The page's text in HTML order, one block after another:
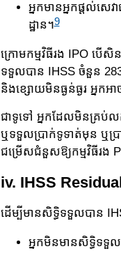
អ្នកមានអ្នកផ្ដល់ស
ដ្ឋាន។9
ក្រោមកម្មវិធីរង IPO បើសិ
ទទួល​បាន IHSS ចំនួន
និង​ខ្សោយ​មិន​​ធ្ងន់​ធ្ងរ អ្នក
ជាទូទៅ អ្នកដែលមិនគ្រប់ល
ឬទទួល​ប្រាក់​​ទូទាត់​មុន ឬប្រា
ជម្រើស​ជំនួស​ឱ្យកម្មវិធីរង
iv. IHSS
ដើម្បីមានសិទ្ធិទទួលបាន
អ្នកមិនមានសិទ្ធិទ